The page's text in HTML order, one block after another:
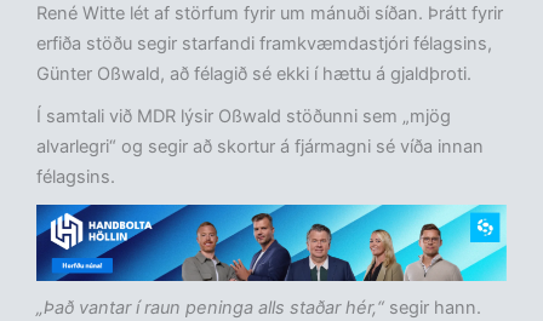
René Witte lét af störfum fyrir um mánuði síðan. Þrátt fyrir
erfiða stöðu segir starfandi framkvæmdastjóri félagsins,
Günter Oßwald, að félagið sé ekki í hættu á gjaldþroti.
Í samtali við MDR lýsir Oßwald stöðunni sem „mjög
alvarlegri“ og segir að skortur á fjármagni sé víða innan
félagsins.
„Það vantar í raun peninga alls staðar hér,“ segir hann.